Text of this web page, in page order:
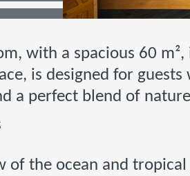
, with a spacious 60 m²,
is designed for guests
a perfect blend of
of the ocean and tropical